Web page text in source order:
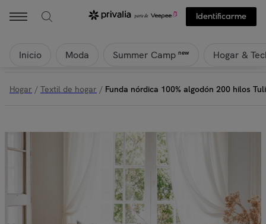
Identificarme
Inicio Moda Summer Camp new Hogar &
Hogar / Textil de hogar / Funda nórdica 100% algodón 200 hilos